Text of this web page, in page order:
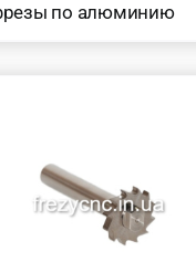
по алюминию